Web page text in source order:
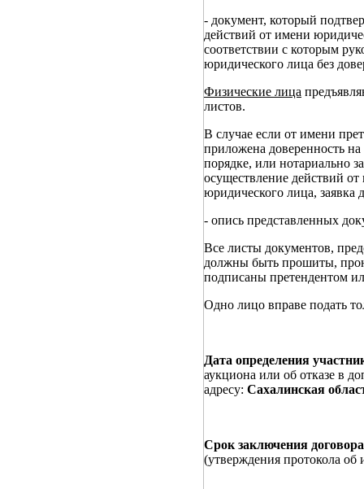
- документ, который
действий от имени
соответствии с которым
юридического лица без
Физические лица
листов.
В случае если от имени
приложена доверенность
порядке, или нотариально
осуществление действий
юридического лица,
- опись представленных
Все листы документов,
должны быть прошиты,
подписаны претендентом
Одно лицо вправе подать
Дата определения
аукциона или об отказе в
адресу: Сахалинская
Срок заключения
(утверждения протокола об